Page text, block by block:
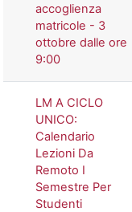
accoglienza
matricole - 3
ottobre dalle ore
9:00
LM A CICLO
UNICO:
Calendario
Lezioni Da
Remoto I
Semestre Per
Studenti